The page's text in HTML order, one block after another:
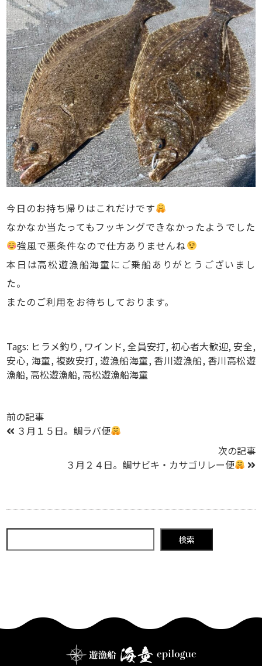
今日のお持ち帰りはこれだけです
なかなか当たってもフッキングできなかったようでした
強風で悪条件なので仕方ありませんね
本日は高松遊漁船海童にご乗船ありがとうございまし
た。
またのご利用をお待ちしております。
Tags: ヒラメ釣り , ワインド,全員安打, 初心者大歓迎, 安全,
安心, 海童,複数安打, 遊漁船海童, 香川遊漁船, 香川高松遊
漁船,高松遊漁船,高松遊漁船海童
前の記事
３月１５日。鯛ラバ便
次の記事
３月２４日。鯛サビキ・カサゴリレー便
検索